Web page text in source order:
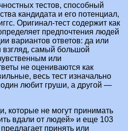
тестов, способный
кандидата и его потенциал,
Оригинал-тест содержит как
предпочтения людей
вариантов ответов: да или
самый большой
или
не оцениваются как
весь тест изначально
любит груши, а другой —
которые не могут принимать
вдали от людей» и еще 103
принять или